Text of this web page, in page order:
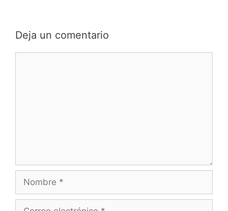
Deja un comentario
Nombre
Correo